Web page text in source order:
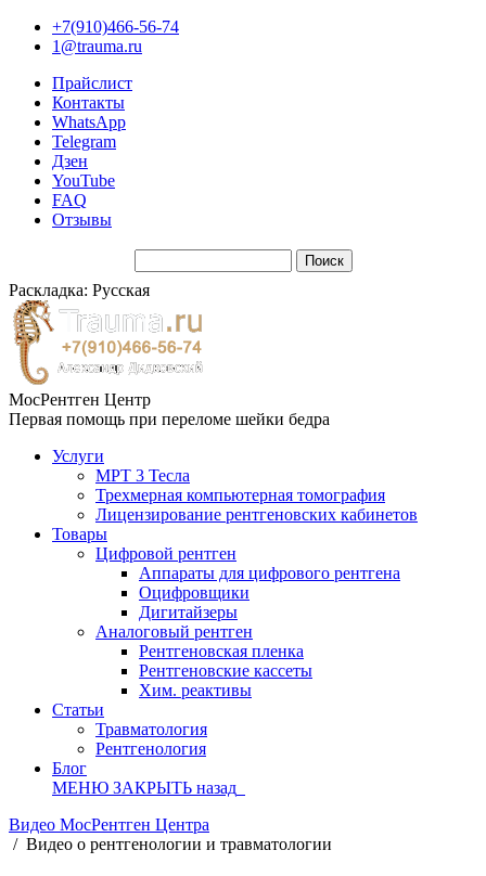
+7(910)466-56-74
1@trauma.ru
Прайслист
Контакты
WhatsApp
Telegram
Дзен
YouTube
FAQ
Отзывы
Раскладка: Русская
МосРентген Центр
Первая помощь при переломе шейки бедра
Услуги
МРТ 3 Тесла
Трехмерная компьютерная томография
Лицензирование рентгеновских кабинетов
Товары
Цифровой рентген
Аппараты для цифрового рентгена
Оцифровщики
Дигитайзеры
Аналоговый рентген
Рентгеновская пленка
Рентгеновские кассеты
Хим. реактивы
Статьи
Травматология
Рентгенология
Блог
МЕНЮ ЗАКРЫТЬ назад
Видео МосРентген Центра
/ Видео о рентгенологии и травматологии